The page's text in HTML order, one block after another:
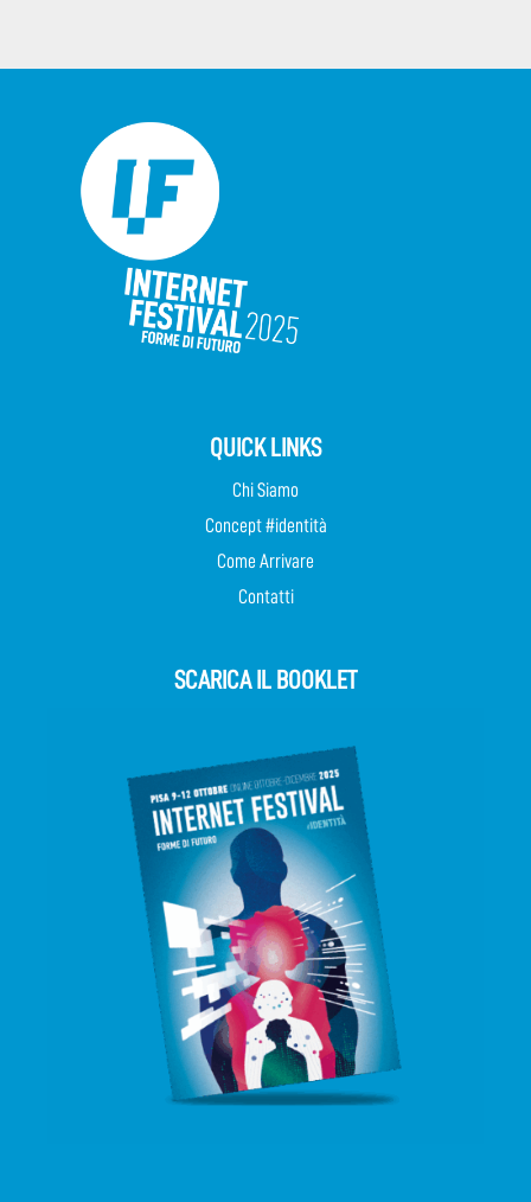
QUICK LINKS
Chi Siamo
Concept #identità
Come Arrivare
Contatti
SCARICA IL BOOKLET